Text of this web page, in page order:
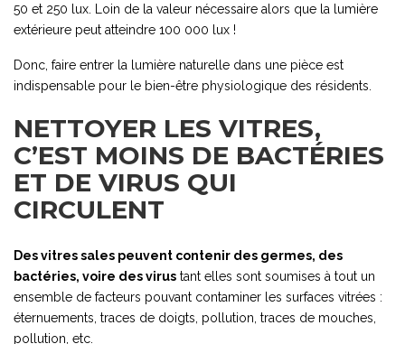
50 et 250 lux. Loin de la valeur nécessaire alors que la lumière
extérieure peut atteindre 100 000 lux !
Donc, faire entrer la lumière naturelle dans une pièce est
indispensable pour le bien-être physiologique des résidents.
NETTOYER LES VITRES,
C’EST MOINS DE BACTÉRIES
ET DE VIRUS QUI
CIRCULENT
Des vitres sales peuvent contenir des germes, des
bactéries, voire des virus tant elles sont soumises à tout un
ensemble de facteurs pouvant contaminer les surfaces vitrées :
éternuements, traces de doigts, pollution, traces de mouches,
pollution, etc.